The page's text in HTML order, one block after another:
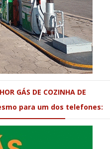
GÁS DE COZINHA DE
para um dos telefones: